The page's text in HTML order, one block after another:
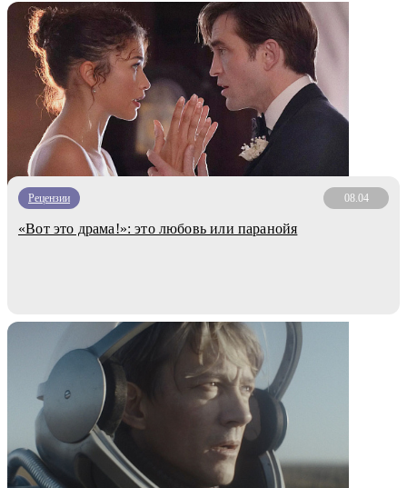
Рецензии 08.04
«Вот это драма!»: это любовь или паранойя